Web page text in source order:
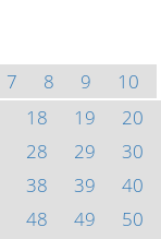
7 8 9
10
18 19
20
28 29
30
38 39
40
48 49
50